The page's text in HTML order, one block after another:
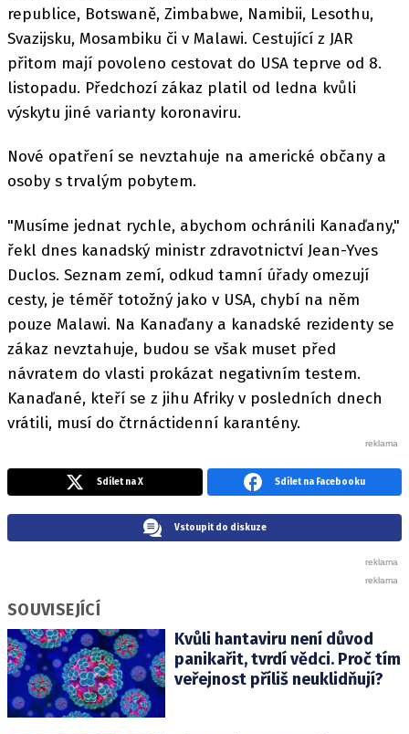
republice, Botswaně, Zimbabwe, Namibii, Lesothu,
Svazijsku, Mosambiku či v Malawi. Cestující z JAR
přitom mají povoleno cestovat do USA teprve od 8.
listopadu. Předchozí zákaz platil od ledna kvůli
výskytu jiné varianty koronaviru.
Nové opatření se nevztahuje na americké občany a
osoby s trvalým pobytem.
"Musíme jednat rychle, abychom ochránili Kanaďany,"
řekl dnes kanadský ministr zdravotnictví Jean-Yves
Duclos. Seznam zemí, odkud tamní úřady omezují
cesty, je téměř totožný jako v USA, chybí na něm
pouze Malawi. Na Kanaďany a kanadské rezidenty se
zákaz nevztahuje, budou se však muset před
návratem do vlasti prokázat negativním testem.
Kanaďané, kteří se z jihu Afriky v posledních dnech
vrátili, musí do čtrnáctidenní karantény.
Sdílet na X Sdílet na Facebooku
Vstoupit do diskuze
SOUVISEJÍCÍ
Kvůli hantaviru není důvod
panikařit, tvrdí vědci. Proč tím
veřejnost příliš neuklidňují?